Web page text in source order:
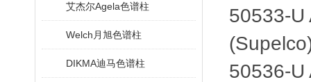
艾杰尔Agela色谱柱
Welch月旭色谱柱
DIKMA迪马色谱柱
50533-U
50536-U